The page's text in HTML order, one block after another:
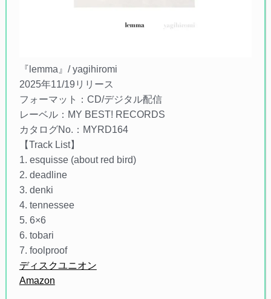
『lemma』/ yagihiromi
2025年11/19リリース
フォーマット：CD/デジタル配信
レーベル：MY BEST! RECORDS
カタログNo.：MYRD164
【Track List】
1. esquisse (about red bird)
2. deadline
3. denki
4. tennessee
5. 6×6
6. tobari
7. foolproof
ディスクユニオン
Amazon